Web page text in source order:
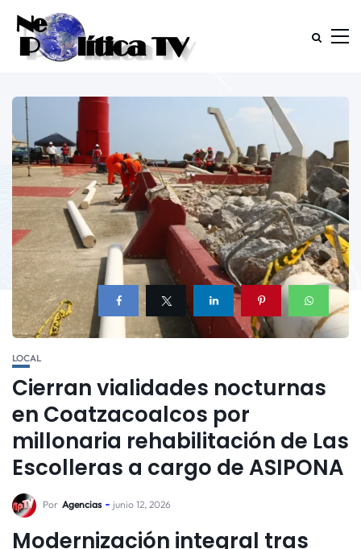
LOCAL
Cierran vialidades nocturnas
en Coatzacoalcos por
millonaria rehabilitación de Las
Escolleras a cargo de ASIPONA
Por Agencias junio 12, 2026
Modernización integral tras